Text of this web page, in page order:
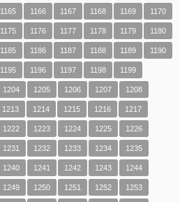
1165 1166 1167 1168 1169 1170
1175 1176 1177 1178 1179 1180
1185 1186 1187 1188 1189 1190
1195 1196 1197 1198 1199
1204 1205 1206 1207 1208
1213 1214 1215 1216 1217
1222 1223 1224 1225 1226
1231 1232 1233 1234 1235
1240 1241 1242 1243 1244
1249 1250 1251 1252 1253